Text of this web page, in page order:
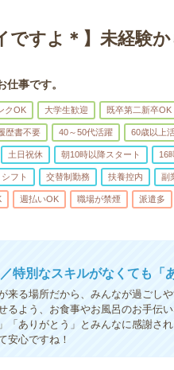
ですよ＊】未経験
事です。
クOK 大学生歓迎 既卒第二新卒OK
歴書不要 40～50代活躍 60歳以上
土日祝休 朝10時以降スタート 16
シフト 交替制勤務 扶養控内 副
週払いOK 職場が禁煙 派遣多
特別なスキルがなくても「
来る場所だから、みんなが過ごし
るよう、お食事やお風呂のお手伝
「ありがとう」とみんなに感謝さ
安心ですね！